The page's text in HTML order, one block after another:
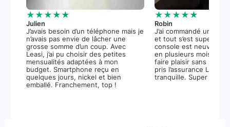
★★★★★
Julien
J’avais besoin d’un téléphone mais je
n’avais pas envie de lâcher une
grosse somme d’un coup. Avec
Leasi, j’ai pu choisir des petites
mensualités adaptées à mon
budget. Smartphone reçu en
quelques jours, nickel et bien
emballé. Franchement, top !
★★★★★
Robin
J’ai commandé une
et tout s’est super
console est neuve, et
en plusieurs mois m’a
faire plaisir sans stress.
pris l’assurance
tranquille. Super